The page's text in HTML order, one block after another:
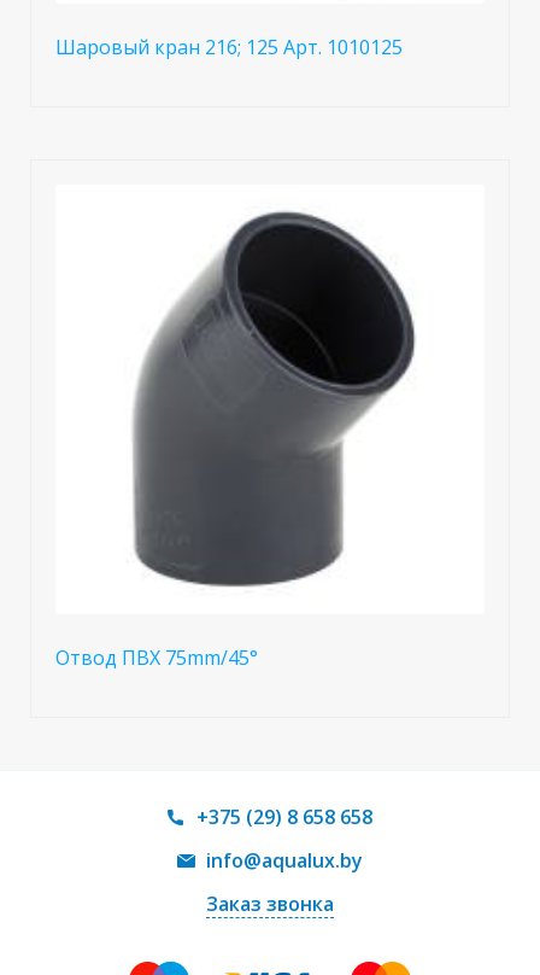
Шаровый кран 216; 125 Арт. 1010125
Отвод ПВХ 75mm/45°
+375 (29) 8 658 658
info@aqualux.by
Заказ звонка